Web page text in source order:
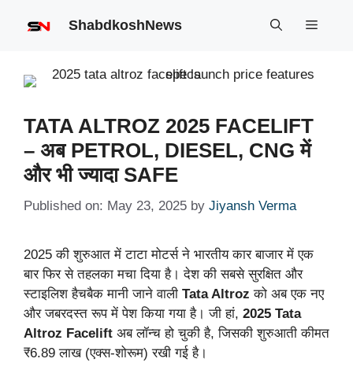
ShabdkoshNews Menu
TATA ALTROZ 2025 FACELIFT
– अब PETROL, DIESEL, CNG में
और भी ज्यादा SAFE
Published on: May 23, 2025 by Jiyansh Verma
2025 की शुरुआत में टाटा मोटर्स ने भारतीय कार बाजार में एक
बार फिर से तहलका मचा दिया है। देश की सबसे सुरक्षित और
स्टाइलिश हैचबैक मानी जाने वाली Tata Altroz को अब एक नए
और जबरदस्त रूप में पेश किया गया है। जी हां, 2025 Tata
Altroz Facelift अब लॉन्च हो चुकी है, जिसकी शुरुआती कीमत
₹6.89 लाख (एक्स-शोरूम) रखी गई है।